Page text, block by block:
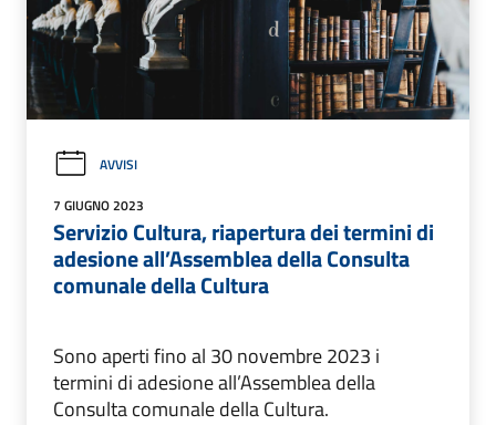
AVVISI
7 GIUGNO 2023
Servizio Cultura, riapertura dei termini di
adesione all’Assemblea della Consulta
comunale della Cultura
Sono aperti fino al 30 novembre 2023 i
termini di adesione all’Assemblea della
Consulta comunale della Cultura.